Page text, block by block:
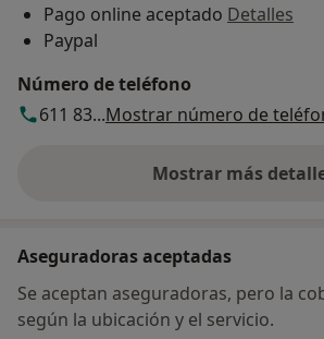
Pago online aceptado Detalles
Paypal
Número de teléfono
611 83...Mostrar número de
Mostrar mássobre la
Aseguradoras aceptadas
Se aceptan aseguradoras, pero la
según la ubicación y el servicio.